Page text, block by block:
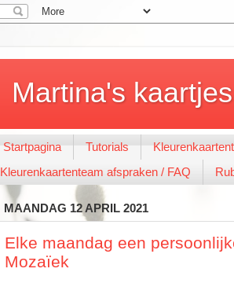
Martina's kaartjes
Startpagina Tutorials
Kleurenkaartenteam afspraken / FAQ
MAANDAG 12 APRIL 2021
Elke maandag een
Mozaïek